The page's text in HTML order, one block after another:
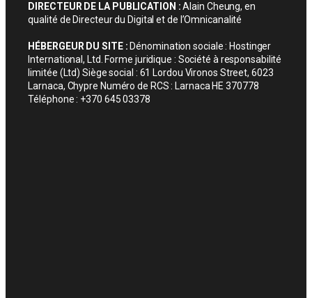
DIRECTEUR DE LA PUBLICATION :Alain Cheung, en
qualité de Directeur du Digital et de l’Omnicanalité
HÉBERGEUR DU SITE : Dénomination sociale : Hostinger
International, Ltd. Forme juridique : Société à responsabilité
limitée (Ltd) Siège social : 61 Lordou Vironos Street, 6023
Larnaca, Chypre Numéro de RCS : Larnaca HE 370778
Téléphone : +370 645 03378